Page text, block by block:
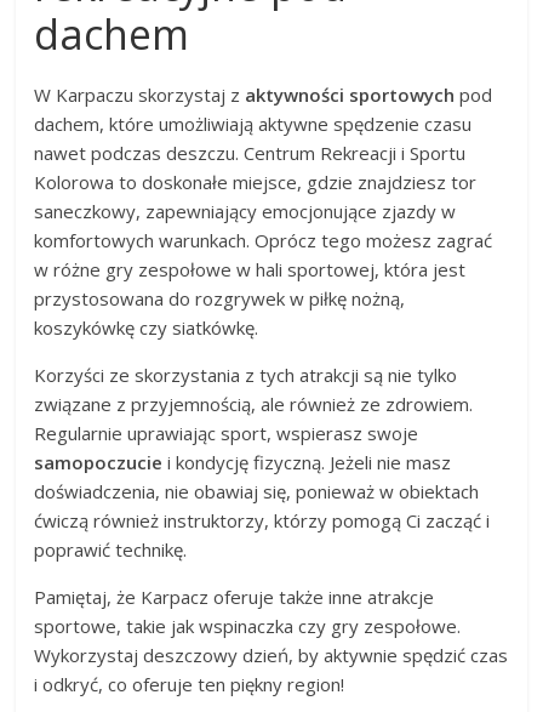
dachem
W Karpaczu skorzystaj z aktywności sportowych pod
dachem, które umożliwiają aktywne spędzenie czasu
nawet podczas deszczu. Centrum Rekreacji i Sportu
Kolorowa to doskonałe miejsce, gdzie znajdziesz tor
saneczkowy, zapewniający emocjonujące zjazdy w
komfortowych warunkach. Oprócz tego możesz zagrać
w różne gry zespołowe w hali sportowej, która jest
przystosowana do rozgrywek w piłkę nożną,
koszykówkę czy siatkówkę.
Korzyści ze skorzystania z tych atrakcji są nie tylko
związane z przyjemnością, ale również ze zdrowiem.
Regularnie uprawiając sport, wspierasz swoje
samopoczucie i kondycję fizyczną. Jeżeli nie masz
doświadczenia, nie obawiaj się, ponieważ w obiektach
ćwiczą również instruktorzy, którzy pomogą Ci zacząć i
poprawić technikę.
Pamiętaj, że Karpacz oferuje także inne atrakcje
sportowe, takie jak wspinaczka czy gry zespołowe.
Wykorzystaj deszczowy dzień, by aktywnie spędzić czas
i odkryć, co oferuje ten piękny region!